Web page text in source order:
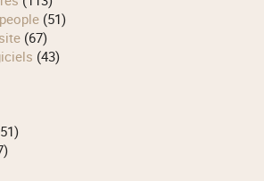
(51)
(67)
(43)